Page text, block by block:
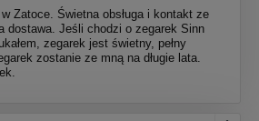
Zatoce. Świetna obsługa i kontakt ze
dostawa. Jeśli chodzi o zegarek Sinn
zegarek jest świetny, pełny
zostanie ze mną na długie lata.